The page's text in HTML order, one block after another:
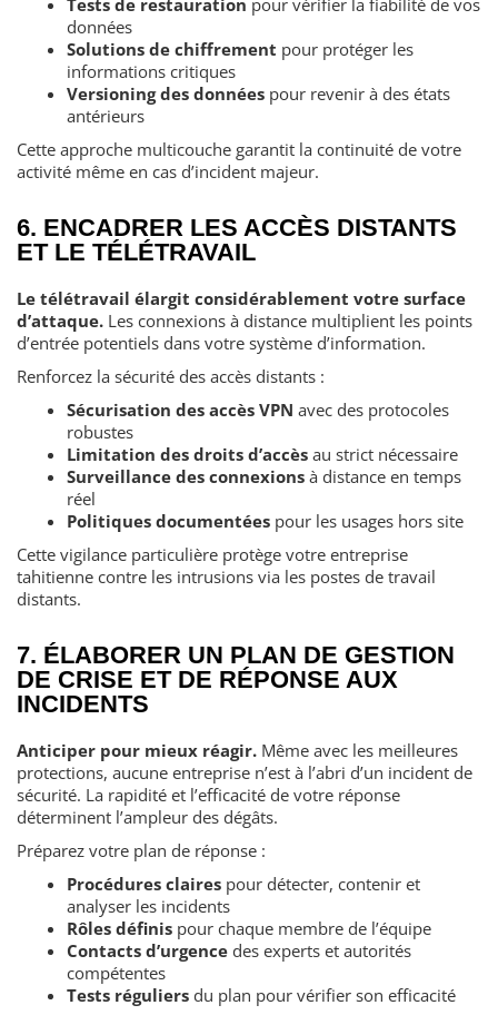
données
Solutions de chiffrement pour protéger les
informations critiques
Versioning des données pour revenir à des états
antérieurs
Cette approche multicouche garantit la continuité de votre
activité même en cas d’incident majeur.
6. ENCADRER LES ACCÈS DISTANTS
ET LE TÉLÉTRAVAIL
Le télétravail élargit considérablement votre surface
d’attaque. Les connexions à distance multiplient les points
d’entrée potentiels dans votre système d’information.
Renforcez la sécurité des accès distants :
Sécurisation des accès VPN avec des protocoles
robustes
Limitation des droits d’accès au strict nécessaire
Surveillance des connexions à distance en temps
réel
Politiques documentées pour les usages hors site
Cette vigilance particulière protège votre entreprise
tahitienne contre les intrusions via les postes de travail
distants.
7. ÉLABORER UN PLAN DE GESTION
DE CRISE ET DE RÉPONSE AUX
INCIDENTS
Anticiper pour mieux réagir. Même avec les meilleures
protections, aucune entreprise n’est à l’abri d’un incident de
sécurité. La rapidité et l’efficacité de votre réponse
déterminent l’ampleur des dégâts.
Préparez votre plan de réponse :
Procédures claires pour détecter, contenir et
analyser les incidents
Rôles définis pour chaque membre de l’équipe
Contacts d’urgence des experts et autorités
compétentes
Tests réguliers du plan pour vérifier son efficacité